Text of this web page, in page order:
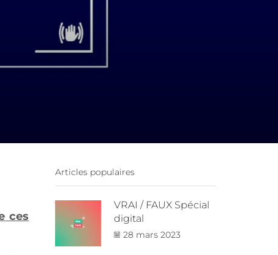
ces
Articles populaires
VRAI / FAUX Spécial
digital
28 mars 2023